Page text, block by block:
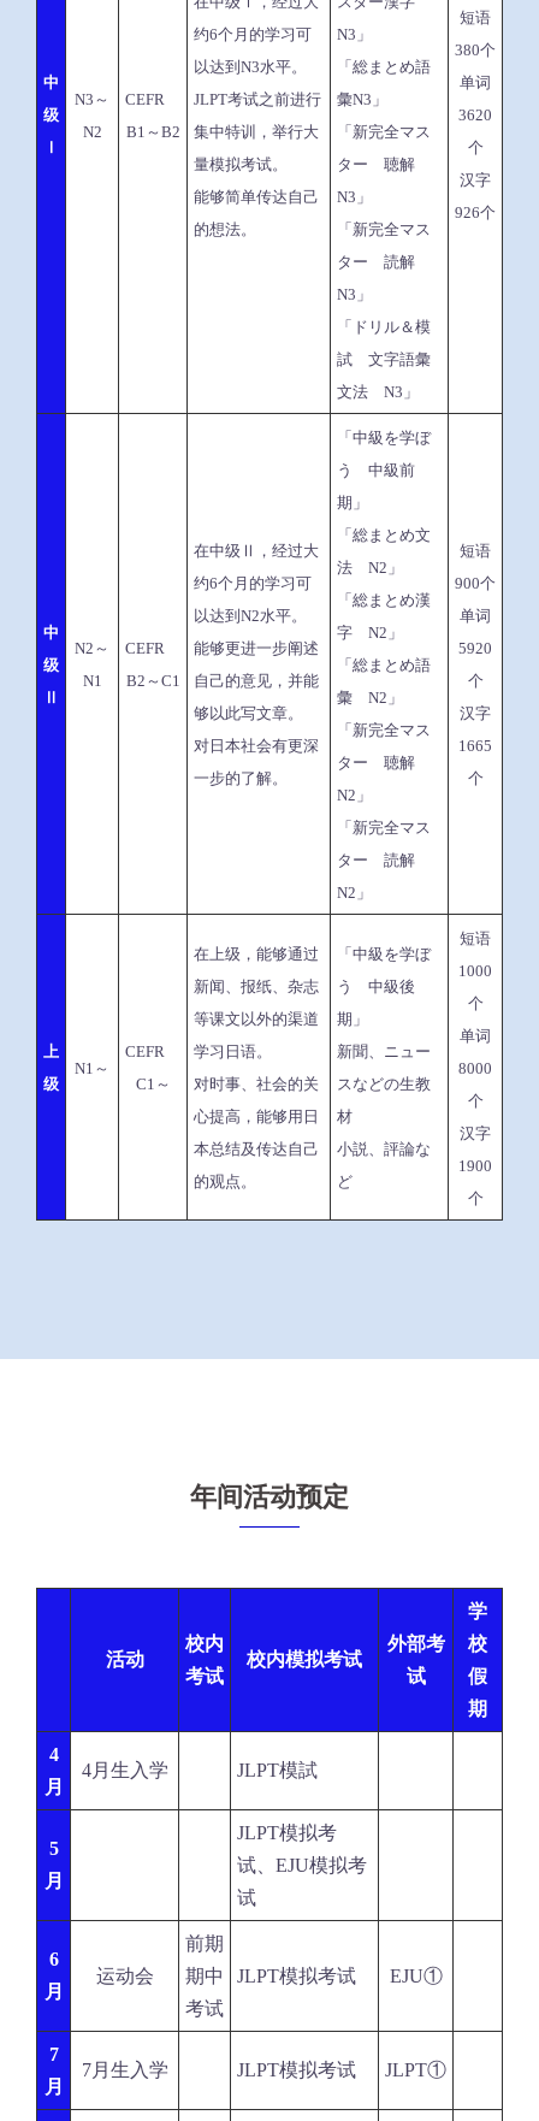
中
级
Ⅰ
N3～
N2
CEFR
B1～B2
约6个月的学习可
以达到N3水平。
JLPT考试之前进行
集中特训，举行大
量模拟考试。
能够简单传达自己
的想法。
N3」
「総まとめ語
彙N3」
「新完全マス
ター 聴解
N3」
「新完全マス
ター 読解
N3」
「ドリル＆模
試 文字語彙
文法 N3」
短语
380个
单词
3620
个
汉字
926个
中
级
Ⅱ
N2～
N1
CEFR
B2～C1
在中级Ⅱ，经过大
约6个月的学习可
以达到N2水平。
能够更进一步阐述
自己的意见，并能
够以此写文章。
对日本社会有更深
一步的了解。
「中級を学ぼ
う 中級前
期」
「総まとめ文
法 N2」
「総まとめ漢
字 N2」
「総まとめ語
彙 N2」
「新完全マス
ター 聴解
N2」
「新完全マス
ター 読解
N2」
短语
900个
单词
5920
个
汉字
1665
个
上
级
N1～
CEFR
C1～
在上级，能够通过
新闻、报纸、杂志
等课文以外的渠道
学习日语。
对时事、社会的关
心提高，能够用日
本总结及传达自己
的观点。
「中級を学ぼ
う 中級後
期」
新聞、ニュー
スなどの生教
材
小説、評論な
ど
短语
1000
个
单词
8000
个
汉字
1900
个
年间活动预定
活动
校内
考试
校内模拟考试
外部考
试
学
校
假
期
4
月
4月生入学 JLPT模試
5
月
JLPT模拟考
试、EJU模拟考
试
6
月
运动会
前期
期中
考试
JLPT模拟考试 EJU①
7
月
7月生入学 JLPT模拟考试 JLPT①